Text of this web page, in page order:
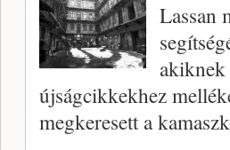
Lassan
újságcikkekhez
megkeresett a